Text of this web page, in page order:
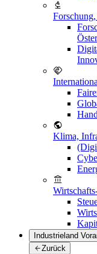
Klima,
Industrieland
Zurück